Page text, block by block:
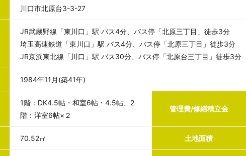
川口市北原台3-3-27
JR武蔵野線「東川口」駅 バス4分、バス停「北原三丁目」徒歩3分
埼玉高速鉄道「東川口」駅 バス4分、バス停「北原三丁目」徒歩3分
JR京浜東北線「川口」駅 バス30分、バス停「北原台三丁目」徒歩3分
1984年11月(築41年)
1階：DK4.5帖・和室6帖・4.5帖、2
階：洋室6帖×２
管理費/修繕積立金
70.52㎡ 土地面積